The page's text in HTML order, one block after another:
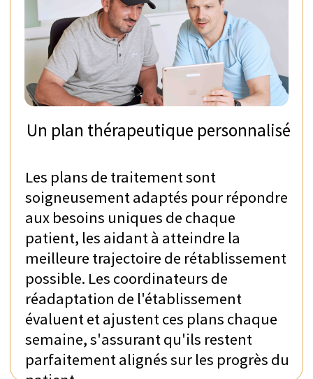
Plans thérapeutiques
individualisés – Adaptés
à vos besoins
Offrant une gamme de thérapies complète et
étendue, la Rehaklinik Zihlschlacht fonde ses
programmes sur les derniers développements en
neuroréadaptation. La clinique utilise une
technologie de pointe et des équipements de
scientifiquement prouvées. Dès l'arrivée, les
objectifs de réadaptation sont définis avec soin en
étroite consultation avec les patients et leurs
proches. Pour aider à atteindre ces aspirations,
l'établissement crée un plan thérapeutique
véritablement sur mesure. Les recommandations
fournies sont fermement basées sur les dernières
preuves scientifiques et sur les années
d'expérience de l'établissement en
neuroréadaptation.
LA CLINIQUE OFFRE UNE LARGE GAMME DE
THÉRAPIES POUR VOUS AIDER À
ATTEINDRE VOS OBJECTIFS DE
RÉADAPTATION :
Acupuncture